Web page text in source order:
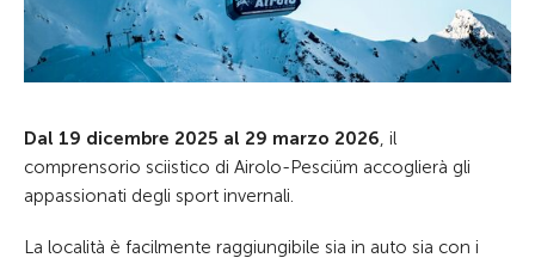
Dal 19 dicembre 2025 al 29 marzo 2026, il
comprensorio sciistico di Airolo-Pesciüm accoglierà gli
appassionati degli sport invernali.
La località è facilmente raggiungibile sia in auto sia con i